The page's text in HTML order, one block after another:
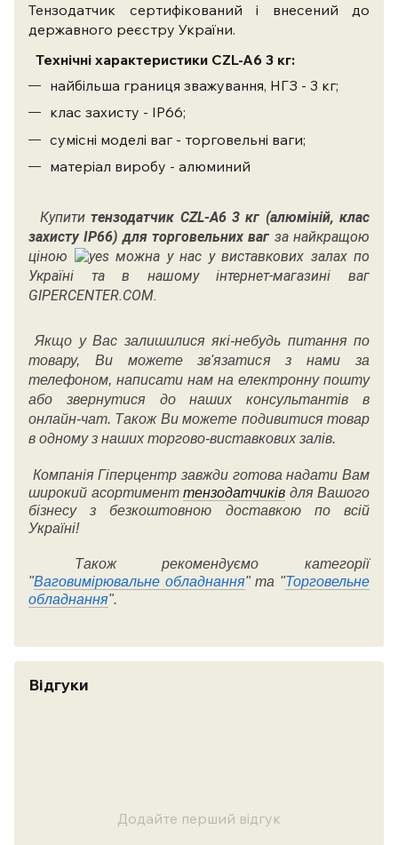
Тензодатчик сертифікований і внесений до
державного реєстру України.
Технічні характеристики CZL-A6 3 кг:
найбільша границя зважування, НГЗ - 3 кг;
клас захисту - IP66;
сумісні моделі ваг - торговельні ваги;
матеріал виробу - алюминий
Купититензодатчик CZL-A6 3 кг (алюміній, клас
захисту IP66) для торговельних ваг за найкращою
ціною
можна у нас у виставкових залах по
Україні та в нашому інтернет-магазині ваг
GIPERCENTER.COM.
Якщо у Вас залишилися які-небудь питання по
товару, Ви можете зв'язатися з нами за
телефоном, написати нам на електронну пошту
або звернутися до наших консультантів в
онлайн-чат. Також Ви можете подивитися товар
в одному з наших торгово-виставкових залів.
Компанія Гіперцентр завжди готова надати Вам
широкий асортимент тензодатчиків для Вашого
бізнесу з безкоштовною доставкою по всій
Україні!
Також рекомендуємо категорії
"Ваговимірювальне обладнання" та "Торговельне
обладнання".
Відгуки
Додайте перший відгук